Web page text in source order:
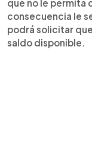
que no le permita
consecuencia le
podrá solicitar
saldo disponible.